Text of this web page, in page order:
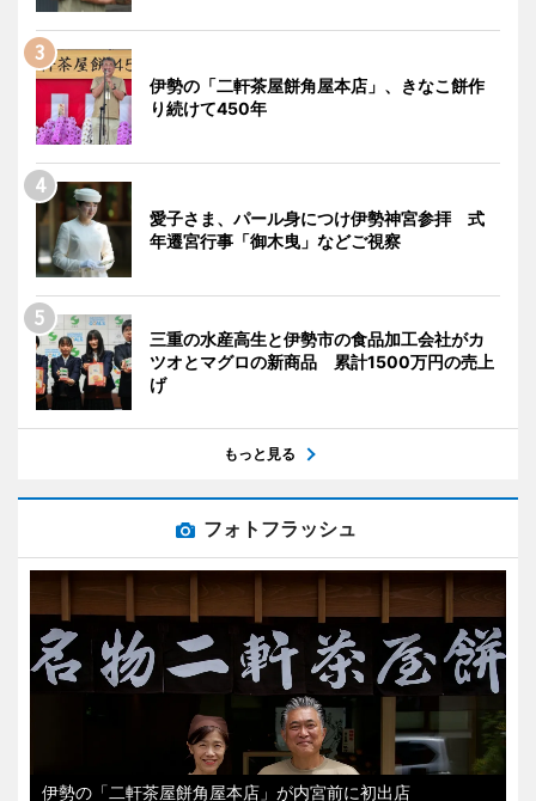
伊勢の「二軒茶屋餅角屋本店」、きなこ餅作
り続けて450年
愛子さま、パール身につけ伊勢神宮参拝 式
年遷宮行事「御木曳」などご視察
三重の水産高生と伊勢市の食品加工会社がカ
ツオとマグロの新商品 累計1500万円の売上
げ
もっと見る
フォトフラッシュ
伊勢の「二軒茶屋餅角屋本店」が内宮前に初出店